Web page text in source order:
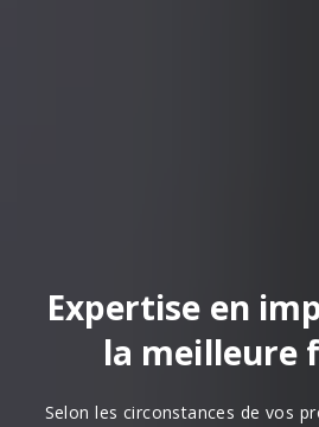
Expertise en
la meilleure
Selon les circonstances de vos